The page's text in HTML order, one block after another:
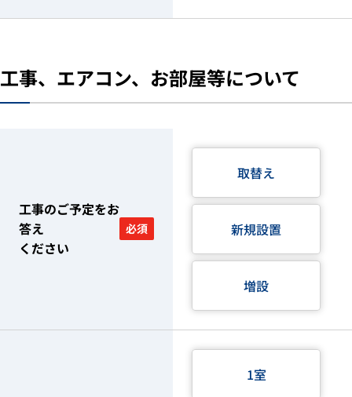
工事、エアコン、お部屋等について
工事のご予定をお
答え
ください
必須
取替え
新規設置
増設
1室